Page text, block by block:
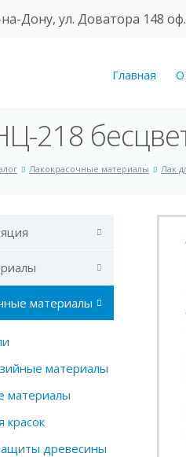
на-Дону, ул. Доватора 148
Главная О
218
Лакокрасочные материалы Лак
материалы
материалы
материалы
красок
древесины